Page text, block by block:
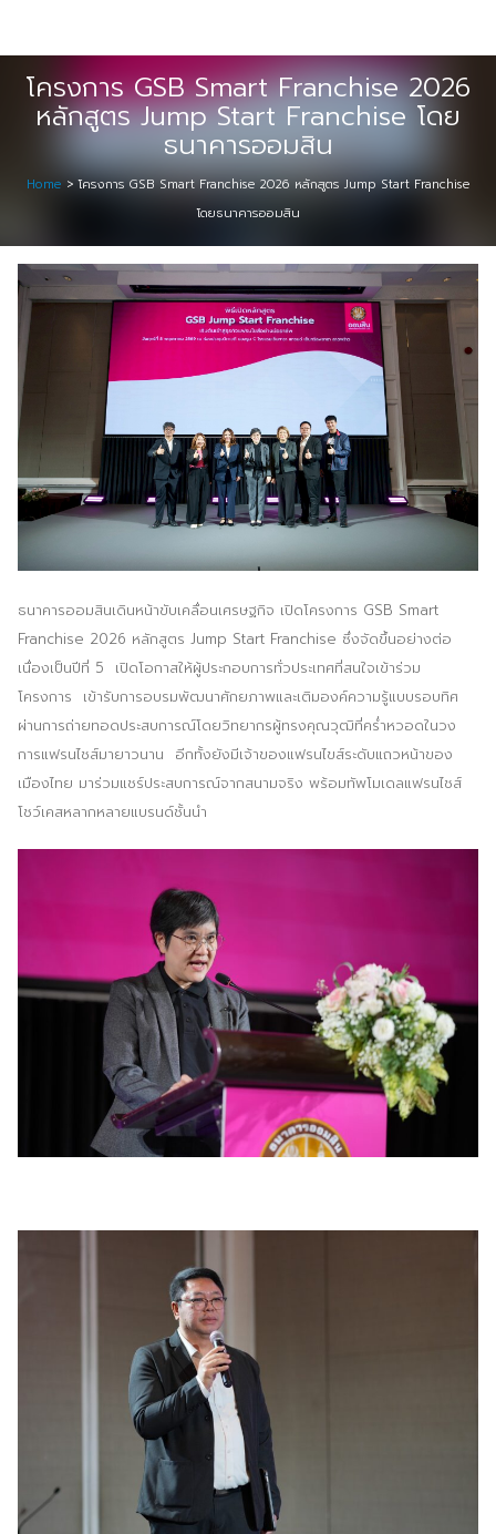
Event & Exhibition Solution
intro
Media Solution
Seminar Service Solution
Trading & E-Commerce Solution
ข้อมูลบริษัท
จัดงานแสดงสินค้าและอีเว้นท์ต่าง ๆ
บริการของเรา
ประชาสัมพันธ์ผ่านสื่อออฟไลน์และสื่อออนไลน์
ผลงานของเรา
ผลิตสิ่งพิมพ์และที่เกี่ยวข้อง
พัฒนาผลิตภัณฑ์
หน้าแรก
อบรมสัมมนาออฟไลน์และออนไลน์
โครงการ GSB Smart Franchise 2026
หลักสูตร Jump Start Franchise โดย
ธนาคารออมสิน
Home >โครงการ GSB Smart Franchise 2026 หลักสูตร Jump Start Franchise
โดยธนาคารออมสิน
ธนาคารออมสินเดินหน้าขับเคลื่อนเศรษฐกิจ เปิดโครงการ GSB Smart
Franchise 2026 หลักสูตร Jump Start Franchise ซึ่งจัดขึ้นอย่างต่อ
เนื่องเป็นปีที่ 5 เปิดโอกาสให้ผู้ประกอบการทั่วประเทศที่สนใจเข้าร่วม
โครงการ เข้ารับการอบรมพัฒนาศักยภาพและเติมองค์ความรู้แบบรอบทิศ
ผ่านการถ่ายทอดประสบการณ์โดยวิทยากรผู้ทรงคุณวุฒิที่คร่ำหวอดในวง
การแฟรนไชส์มายาวนาน อีกทั้งยังมีเจ้าของแฟรนไขส์ระดับแถวหน้าของ
เมืองไทย มาร่วมแชร์ประสบการณ์จากสนามจริง พร้อมทัพโมเดลแฟรนไชส์
โชว์เคสหลากหลายแบรนด์ชั้นนำ